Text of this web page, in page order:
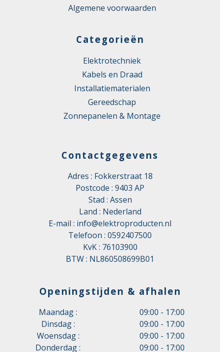
Algemene voorwaarden
Categorieën
Elektrotechniek
Kabels en Draad
Installatiematerialen
Gereedschap
Zonnepanelen & Montage
Contactgegevens
Adres : Fokkerstraat 18
Postcode : 9403 AP
Stad : Assen
Land : Nederland
E-mail : info@elektroproducten.nl
Telefoon : 0592407500
KvK : 76103900
BTW : NL860508699B01
Openingstijden & afhalen
Maandag :
09:00 - 17:00
Dinsdag :
09:00 - 17:00
Woensdag :
09:00 - 17:00
Donderdag :
09:00 - 17:00